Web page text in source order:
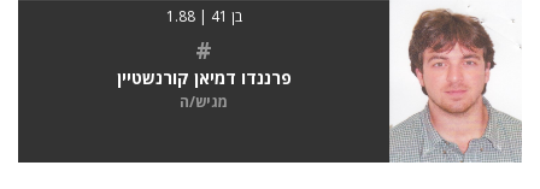
בן 41 | 1.88
#
פרננדו דמיאן קורנשטיין
מגיש/ה